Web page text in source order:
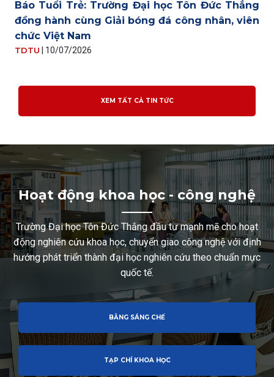
Báo Tuổi Trẻ: Trường Đại học Tôn Đức Thắng
đồng hành cùng Giải bóng đá công nhân, viên
chức Việt Nam
TDTU 10/07/2026
XEM TẤT CẢ TIN TỨC
Hoạt động khoa học - công nghệ
Trường Đại học Tôn Đức Thắng đầu tư mạnh mẽ cho hoạt
động nghiên cứu khoa học, chuyển giao công nghệ với định
hướng phát triển thành đại học nghiên cứu theo chuẩn mực
quốc tế.
BẰNG SÁNG CHẾ
TẠP CHÍ KHOA HỌC